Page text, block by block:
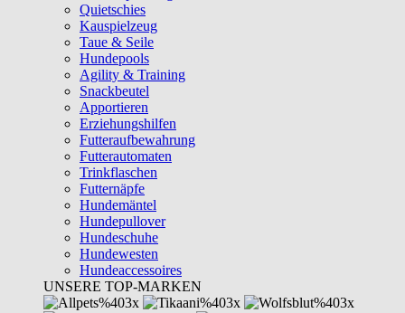
Quietschies
Kauspielzeug
Taue & Seile
Hundepools
Agility & Training
Snackbeutel
Apportieren
Erziehungshilfen
Futteraufbewahrung
Futterautomaten
Trinkflaschen
Futternäpfe
Hundemäntel
Hundepullover
Hundeschuhe
Hundewesten
Hundeaccessoires
UNSERE TOP-MARKEN